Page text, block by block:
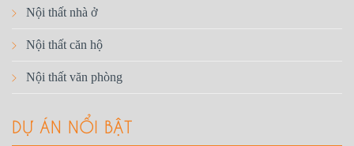
Nội thất nhà ở
Nội thất căn hộ
Nội thất văn phòng
DỰ ÁN NỔI BẬT